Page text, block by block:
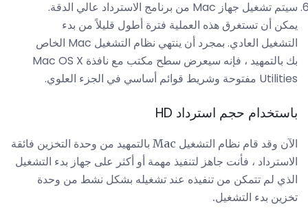
سيتم تشغيل جهاز Mac من برنامج الاسترداد عالي الدقة.
يمكن أن تستغرق هذه العملية فترة أطول قليلاً من بدء
التشغيل العادي. بمجرد أن ينتهي نظام التشغيل Mac الخاص
بك بالتمهيد ، فإنه سيعرض سطح مكتب مع نافذة Mac OS X
Utilities مفتوحة وشريط قوائم أساسي في الجزء العلوي.
باستخدام حجم استرداد HD
الآن وقد قام نظام التشغيل Mac بالتمهيد من وحدة التخزين فائقة
الاسترداد ، فأنت جاهز لتنفيذ مهمة أو أكثر على جهاز بدء التشغيل
الذي لم تتمكن من تنفيذه عند تشغيله بشكل نشط من وحدة
تخزين بدء التشغيل.